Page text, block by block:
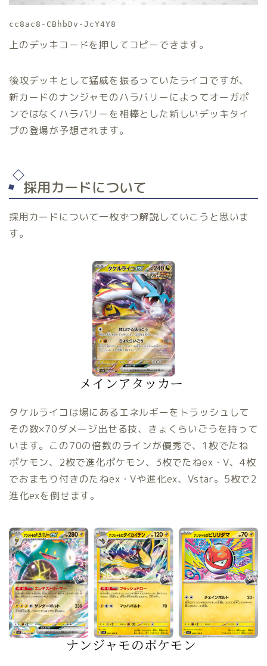
cc8ac8-CBhbDv-JcY4Y8
上のデッキコードを押してコピーできます。
後攻デッキとして猛威を振るっていたライコですが、
新カードのナンジャモのハラバリーによってオーガポ
ンではなくハラバリーを相棒とした新しいデッキタイ
プの登場が予想されます。
採用カードについて
採用カードについて一枚ずつ解説していこうと思いま
す。
タケルライコは場にあるエネルギーをトラッシュして
その数×70ダメージ出せる技、きょくらいごうを持って
います。この70の倍数のラインが優秀で、1枚でたね
ポケモン、2枚で進化ポケモン、3枚でたねex・V、4枚
でおまもり付きのたねex・Vや進化ex、Vstar。5枚で2
進化exを倒せます。